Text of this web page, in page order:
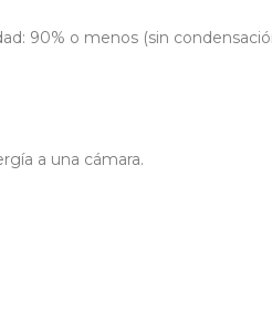
90% o menos (sin
a una cámara.